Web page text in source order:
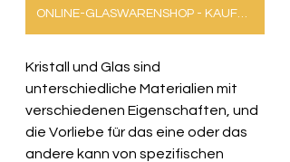
ONLINE-GLASWARENSHOP - KAUFEN KRISTALLGLÄSER ONLINE
Kristall und Glas sind
unterschiedliche Materialien mit
verschiedenen Eigenschaften, und
die Vorliebe für das eine oder das
andere kann von spezifischen